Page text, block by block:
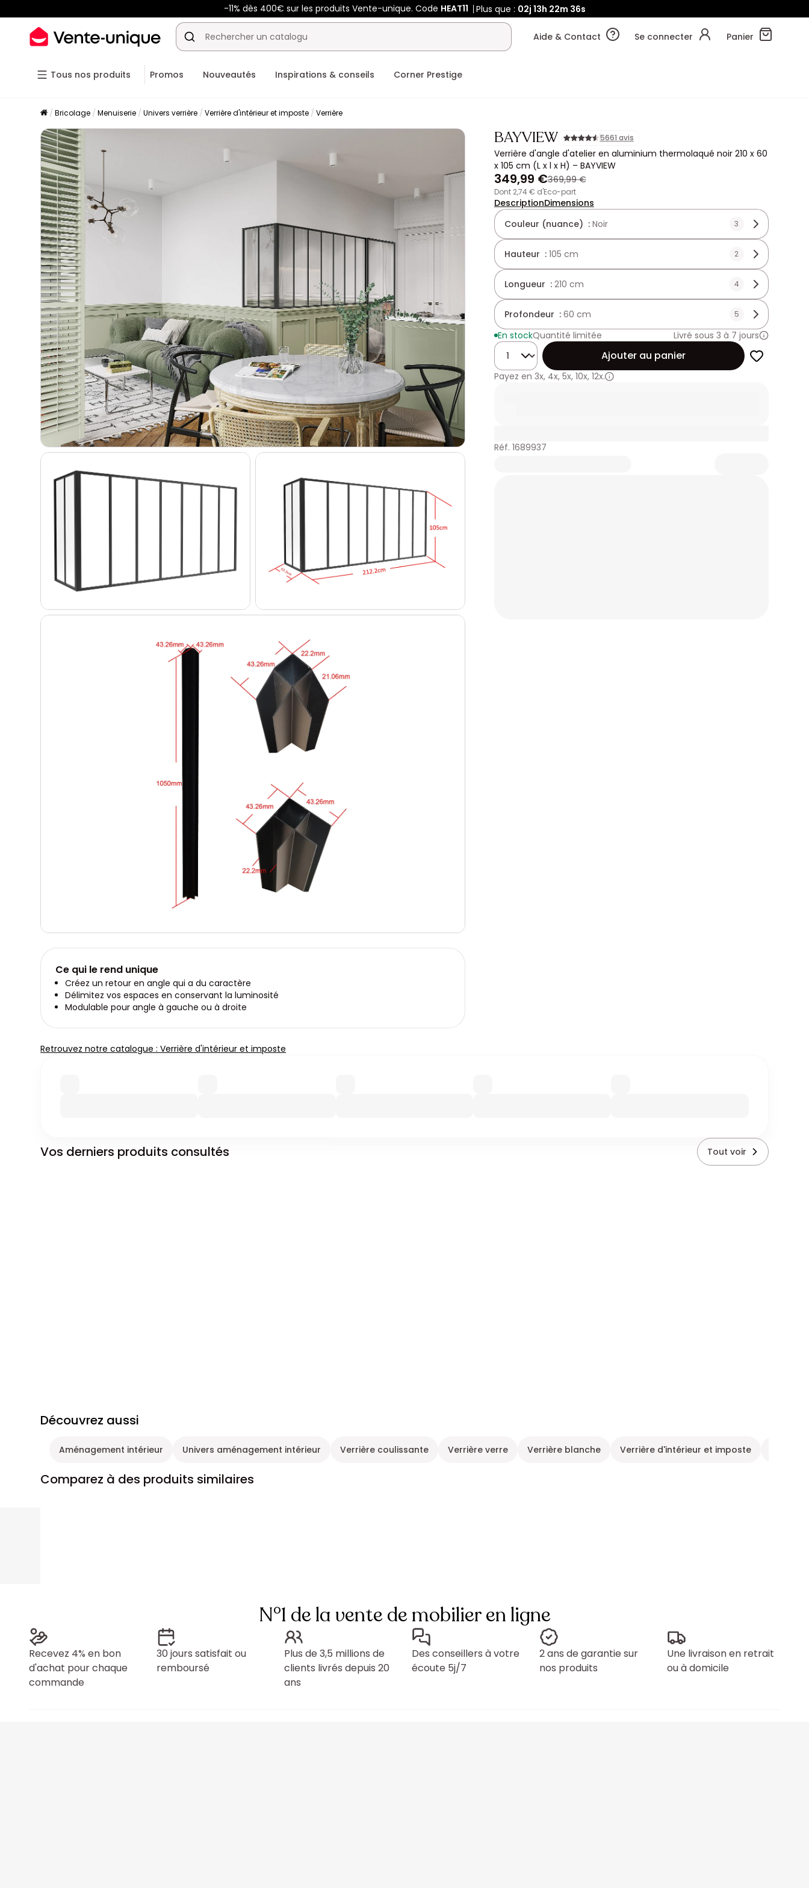
-11% dès 400€ sur les produits Vente-unique. Code HEAT11 Plus que : 02j 13h 22m 34s
Aide & Contact Se connecter Panier
Tous nos produits Promos Nouveautés Inspirations & conseils Corner Prestige
Bricolage Menuiserie Univers verrière Verrière d'intérieur et imposte Verrière
BAYVIEW 5661 avis
Verrière d'angle d'atelier en aluminium thermolaqué noir 210 x 60
x 105 cm (L x l x H) – BAYVIEW
349,99 €369,99 €
dont 2,74 € d'Eco-part
DescriptionDimensions
Couleur (nuance) : Noir 3
Hauteur : 105 cm 2
Longueur : 210 cm 4
Profondeur : 60 cm 5
En stockQuantité limitée
Livré sous 3 à 7 jours
Quantité
Ajouter au panier
Payez en 3x, 4x, 5x, 10x, 12x.
Réf. 1689937
Ce qui le rend unique
Créez un retour en angle qui a du caractère
Délimitez vos espaces en conservant la luminosité
Modulable pour angle à gauche ou à droite
Retrouvez notre catalogue : Verrière d'intérieur et imposte
Vos derniers produits consultés Tout voir
Découvrez aussi
Aménagement intérieur Univers aménagement intérieur Verrière coulissante Verrière verre Verrière blanche Verrière d'intérieur et imposte
Comparez à des produits similaires
N°1 de la vente de mobilier en ligne
Recevez 4% en bon
d'achat pour chaque
commande
30 jours satisfait ou
remboursé
Plus de 3,5 millions de
clients livrés depuis 20
ans
Des conseillers à votre
écoute 5j/7
2 ans de garantie sur
nos produits
Une livraison en retrait
ou à domicile